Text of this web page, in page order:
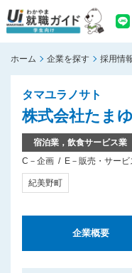
ホーム
がっつり就業体験コース
イベント情報
お知らせ
総合トップページ
ホーム 企業を探す 採用情
タマユラノサト
株式会社たま
宿泊業，飲食サービス業
C－企画
E－販売・サービ
紀美野町
企業概要